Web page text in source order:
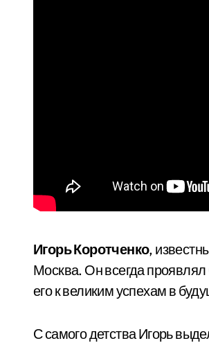
Игорь Коротченко,
Москва. Он всегда
его к великим успехам в
С самого детства Игорь